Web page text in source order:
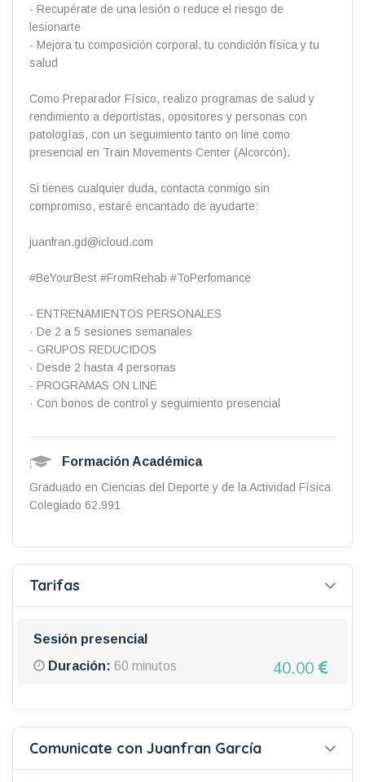
- Recupérate de una lesión o reduce el riesgo de
lesionarte
- Mejora tu composición corporal, tu condición física y tu
salud
Como Preparador Físico, realizo programas de salud y
rendimiento a deportistas, opositores y personas con
patologías, con un seguimiento tanto on line como
presencial en Train Movements Center (Alcorcón).
Si tienes cualquier duda, contacta conmigo sin
compromiso, estaré encantado de ayudarte:
juanfran.gd@icloud.com
#BeYourBest #FromRehab #ToPerfomance
- ENTRENAMIENTOS PERSONALES
· De 2 a 5 sesiones semanales
- GRUPOS REDUCIDOS
· Desde 2 hasta 4 personas
- PROGRAMAS ON LINE
· Con bonos de control y seguimiento presencial
Formación Académica
Graduado en Ciencias del Deporte y de la Actividad Física
Colegiado 62.991
Tarifas
Sesión presencial
Duración: 60 minutos 40.00
Comunicate con Juanfran García